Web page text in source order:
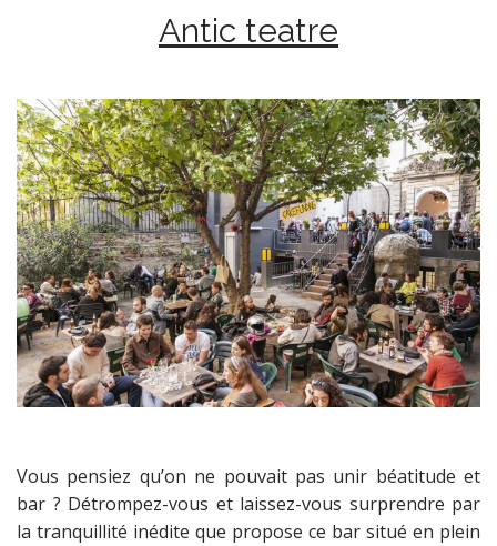
Antic teatre
Vous pensiez qu’on ne pouvait pas unir béatitude et
bar ? Détrompez-vous et laissez-vous surprendre par
la tranquillité inédite que propose ce bar situé en plein